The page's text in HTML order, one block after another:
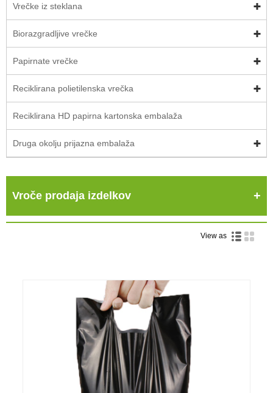
Vrečke iz steklana
Biorazgradljive vrečke
Papirnate vrečke
Reciklirana polietilenska vrečka
Reciklirana HD papirna kartonska embalaža
Druga okolju prijazna embalaža
Vroče prodaja izdelkov
View as